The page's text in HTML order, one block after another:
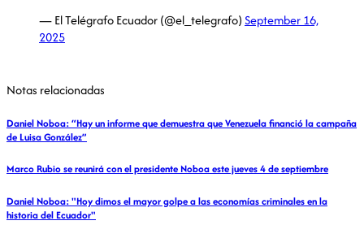
— El Telégrafo Ecuador (@el_telegrafo) September 16,
2025
Notas relacionadas
Daniel Noboa: “Hay un informe que demuestra que Venezuela financió la campaña
de Luisa González”
Marco Rubio se reunirá con el presidente Noboa este jueves 4 de septiembre
Daniel Noboa: "Hoy dimos el mayor golpe a las economías criminales en la
historia del Ecuador"